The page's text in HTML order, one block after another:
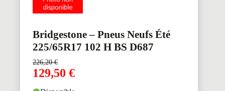
Bridgestone – Pneus Neufs Été
225/65R17 102 H BS D687
226,20€
129,50 €